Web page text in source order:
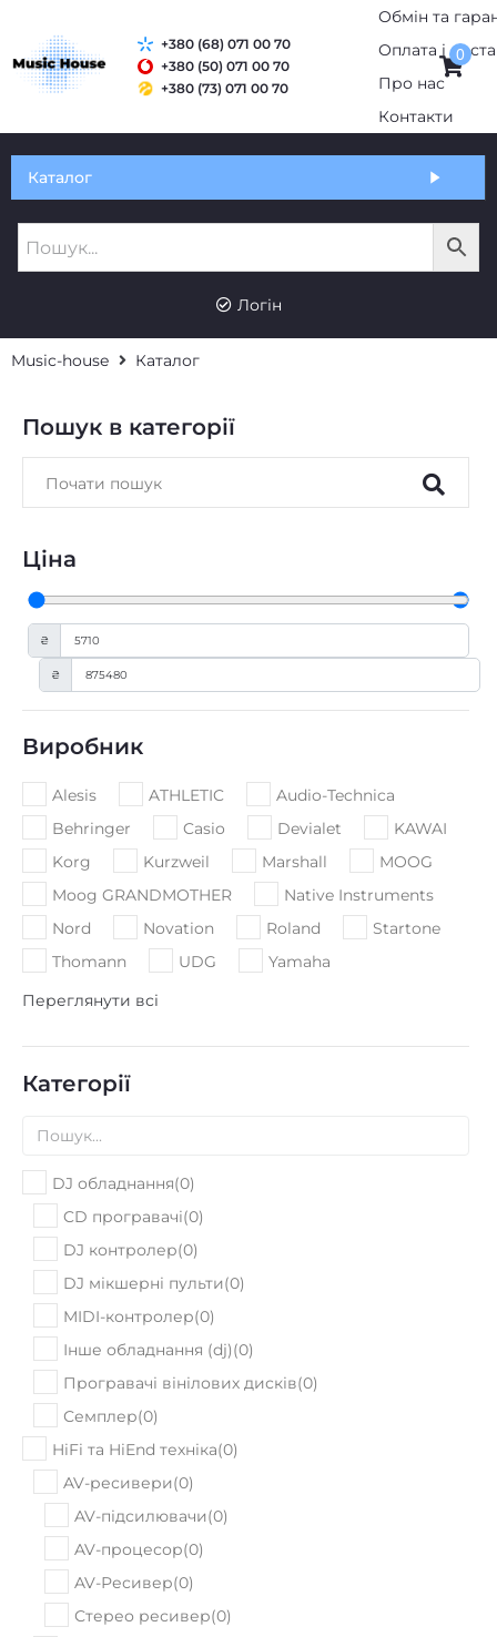
Обмін та
Оплата і
Про нас
Контакти
+380 (68) 071 00 70
+380 (50) 071 00 70
+380 (73) 071 00 70
0
Каталог
Логін
Music-house Каталог
Пошук в категорії
Ціна
₴
₴
Виробник
Alesis ATHLETIC
Audio-Technica
Behringer
Casio Devialet
KAWAI
Korg
Kurzweil Marshall
MOOG
Moog GRANDMOTHER
Native Instruments
Nord
Novation Roland
Startone
Thomann
UDG
Yamaha
Переглянути всі
Категорії
DJ обладнання(0)
CD програвачі(0)
DJ контролер(0)
DJ мікшерні пульти(0)
MIDI-контролер(0)
Інше обладнання (dj)(0)
Програвачі вінілових дисків(0)
Семплер(0)
HiFi та HiEnd техніка(0)
AV-ресивери(0)
AV-підсилювачи(0)
AV-процесор(0)
AV-Ресивер(0)
Стерео ресивер(0)